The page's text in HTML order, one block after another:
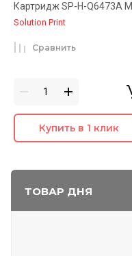
ТОВАР ДНЯ
Картридж SP-H-Q6473A M
Solution Print
Сравнить
Купить в 1 клик